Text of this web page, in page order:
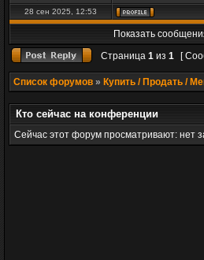
28 сен 2025, 12:53
Показать
Страница 1 из 1 [
Список форумов » Купить / Продать /
Кто сейчас на конференции
Сейчас этот форум просматривают: нет